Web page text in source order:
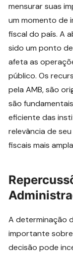
mensurar suas
um momento de
fiscal do país. A
sido um ponto
afeta as
público. Os
pela AMB, são
são
eficiente das
relevância de
fiscais mais
A determinação
importante
decisão pode